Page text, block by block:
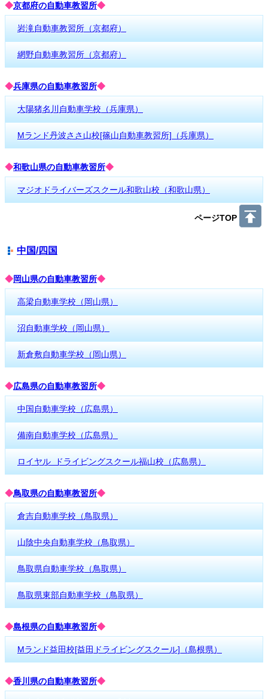
◆京都府の自動車教習所◆
岩滝自動車教習所（京都府）
網野自動車教習所（京都府）
◆兵庫県の自動車教習所◆
大陽猪名川自動車学校（兵庫県）
Mランド丹波ささ山校[篠山自動車教習所]（兵庫県）
◆和歌山県の自動車教習所◆
マジオドライバーズスクール和歌山校（和歌山県）
ページTOP
中国/四国
◆岡山県の自動車教習所◆
高梁自動車学校（岡山県）
沼自動車学校（岡山県）
新倉敷自動車学校（岡山県）
◆広島県の自動車教習所◆
中国自動車学校（広島県）
備南自動車学校（広島県）
ロイヤル ドライビングスクール福山校（広島県）
◆鳥取県の自動車教習所◆
倉吉自動車学校（鳥取県）
山陰中央自動車学校（鳥取県）
鳥取県自動車学校（鳥取県）
鳥取県東部自動車学校（鳥取県）
◆島根県の自動車教習所◆
Mランド益田校[益田ドライビングスクール]（島根県）
◆香川県の自動車教習所◆